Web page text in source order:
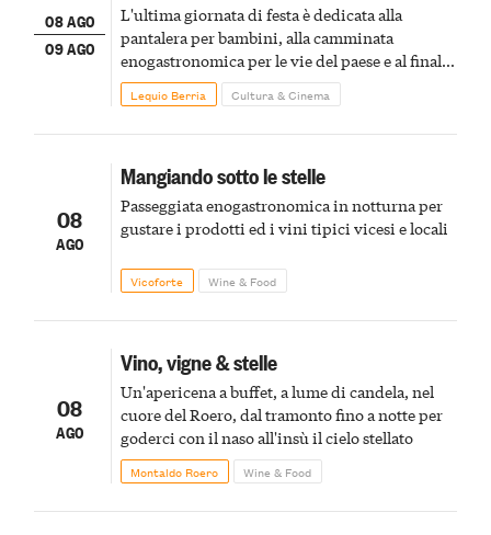
08 AGO
09 AGO
L'ultima giornata di festa è dedicata alla
pantalera per bambini, alla camminata
enogastronomica per le vie del paese e al finale
pirotecnico
Lequio Berria Cultura & Cinema
08
AGO
Mangiando sotto le stelle
Passeggiata enogastronomica in notturna per
gustare i prodotti ed i vini tipici vicesi e locali
Vicoforte Wine & Food
08
AGO
Vino, vigne & stelle
Un'apericena a buffet, a lume di candela, nel
cuore del Roero, dal tramonto fino a notte per
goderci con il naso all'insù il cielo stellato
Montaldo Roero Wine & Food